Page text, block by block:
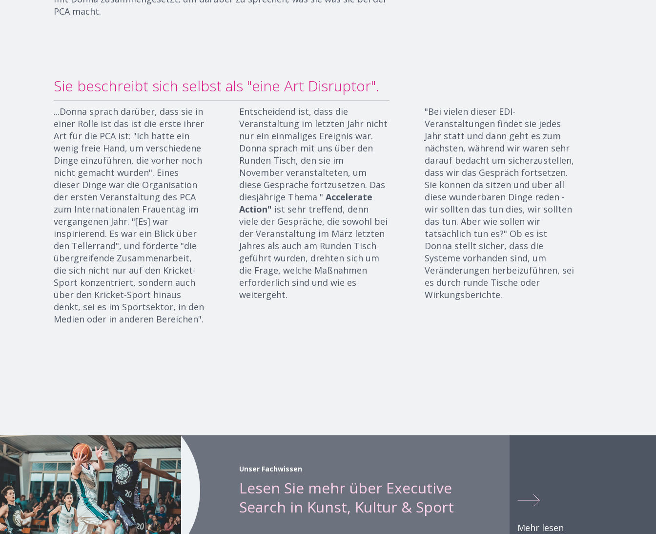
PCA macht.
Sie beschreibt sich selbst als "eine Art Disruptor".
...Donna sprach darüber, dass sie in
einer Rolle ist das ist die erste ihrer
Art für die PCA ist: "Ich hatte ein
wenig freie Hand, um verschiedene
Dinge einzuführen, die vorher noch
nicht gemacht wurden". Eines
dieser Dinge war die Organisation
der ersten Veranstaltung des PCA
zum Internationalen Frauentag im
vergangenen Jahr. "[Es] war
inspirierend. Es war ein Blick über
den Tellerrand", und förderte "die
übergreifende Zusammenarbeit,
die sich nicht nur auf den Kricket-
Sport konzentriert, sondern auch
über den Kricket-Sport hinaus
denkt, sei es im Sportsektor, in den
Medien oder in anderen Bereichen".
Entscheidend ist, dass die
Veranstaltung im letzten Jahr nicht
nur ein einmaliges Ereignis war.
Donna sprach mit uns über den
Runden Tisch, den sie im
November veranstalteten, um
diese Gespräche fortzusetzen. Das
diesjährige Thema " Accelerate
Action" ist sehr treffend, denn
viele der Gespräche, die sowohl bei
der Veranstaltung im März letzten
Jahres als auch am Runden Tisch
geführt wurden, drehten sich um
die Frage, welche Maßnahmen
erforderlich sind und wie es
weitergeht.
"Bei vielen dieser EDI-
Veranstaltungen findet sie jedes
Jahr statt und dann geht es zum
nächsten, während wir waren sehr
darauf bedacht um sicherzustellen,
dass wir das Gespräch fortsetzen.
Sie können da sitzen und über all
diese wunderbaren Dinge reden -
wir sollten das tun dies, wir sollten
das tun. Aber wie sollen wir
tatsächlich tun es?" Ob es ist
Donna stellt sicher, dass die
Systeme vorhanden sind, um
Veränderungen herbeizuführen, sei
es durch runde Tische oder
Wirkungsberichte.
Unser Fachwissen
Lesen Sie mehr über Executive
Search in Kunst, Kultur & Sport
Mehr lesen